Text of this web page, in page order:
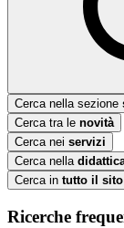
Cerca nella sezione
Cerca tra le novità
Cerca nei servizi
Cerca nella
Cerca in tutto il sito
Ricerche